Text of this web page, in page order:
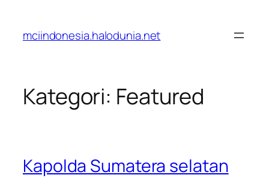
konten
mciindonesia.halodunia.net
Kategori: Featured
Kapolda Sumatera selatan